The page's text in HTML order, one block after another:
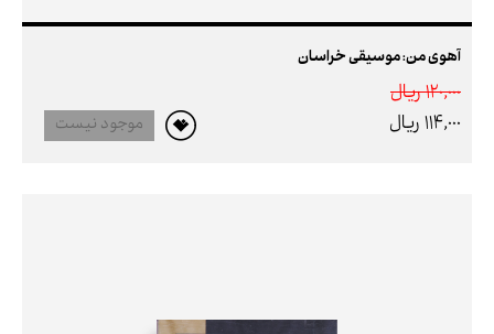
آهوی من: موسیقی خراسان
120,000 ريال
114,000 ريال
موجود نیست